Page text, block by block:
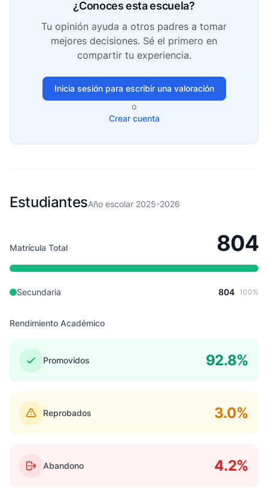
¿Conoces esta escuela?
Tu opinión ayuda a otros padres a tomar
mejores decisiones. Sé el primero en
compartir tu experiencia.
Inicia sesión para escribir una valoración
o
Crear cuenta
EstudiantesAño escolar 2025-2026
Matrícula Total 804
Secundaria 804 100%
Rendimiento Académico
Promovidos 92.8%
Reprobados 3.0%
Abandono 4.2%